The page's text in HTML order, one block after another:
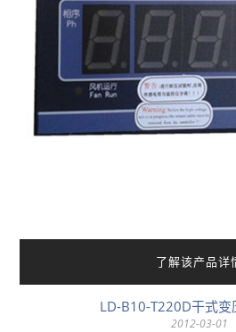
了解该产品详
LD-B10-T220D干式变
2012-03-01